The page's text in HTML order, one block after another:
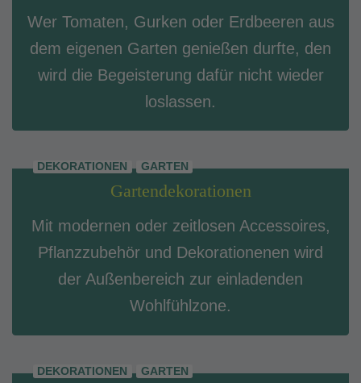
Wer Tomaten, Gurken oder Erdbeeren aus
dem eigenen Garten genießen durfte, den
wird die Begeisterung dafür nicht wieder
loslassen.
DEKORATIONEN GARTEN
Gartendekorationen
Mit modernen oder zeitlosen Accessoires,
Pflanzzubehör und Dekorationenen wird
der Außenbereich zur einladenden
Wohlfühlzone.
DEKORATIONEN GARTEN